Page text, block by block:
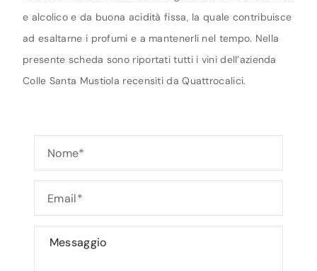
e alcolico e da buona acidità fissa, la quale contribuisce
ad esaltarne i profumi e a mantenerli nel tempo. Nella
presente scheda sono riportati tutti i vini dell’azienda
Colle Santa Mustiola recensiti da Quattrocalici.